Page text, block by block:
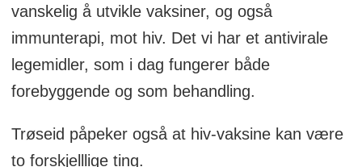
vanskelig å utvikle vaksiner, og også
immunterapi, mot hiv. Det vi har et antivirale
legemidler, som i dag fungerer både
forebyggende og som behandling.
Trøseid påpeker også at hiv-vaksine kan være
to forskjelllige ting.